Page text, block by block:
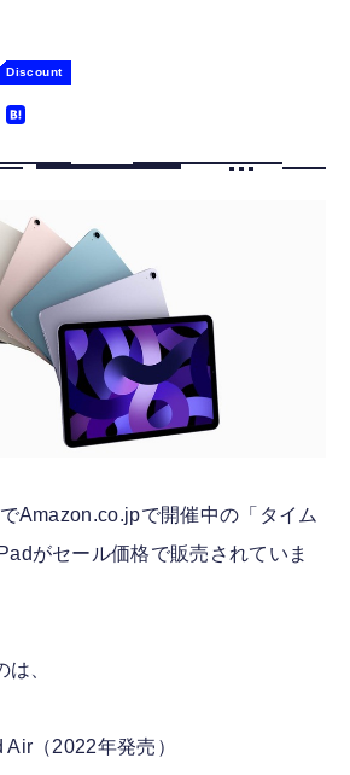
カルチャー
FOLLOW US
Discount
Amazon.co.jpで開催中の「タイム
がセール価格で販売されていま
、
（2022年発売）